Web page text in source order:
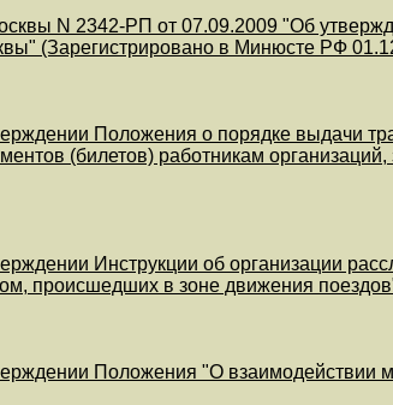
N 2342-РП от 07.09.2009 "Об
(Зарегистрировано в Минюсте РФ
Положения о порядке выдачи
(билетов) работникам организаций,
Инструкции об организации
происшедших в зоне движения
Положения "О